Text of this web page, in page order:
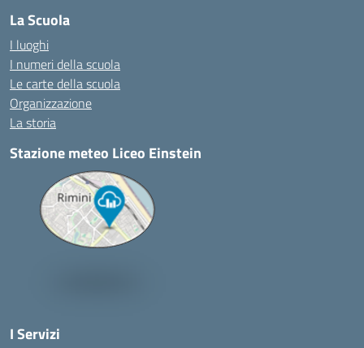
La Scuola
I luoghi
I numeri della scuola
Le carte della scuola
Organizzazione
La storia
Stazione meteo Liceo Einstein
I Servizi